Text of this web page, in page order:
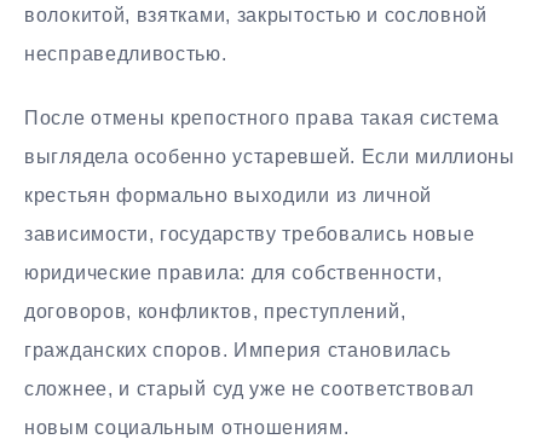
волокитой, взятками, закрытостью и сословной
несправедливостью.
После отмены крепостного права такая система
выглядела особенно устаревшей. Если миллионы
крестьян формально выходили из личной
зависимости, государству требовались новые
юридические правила: для собственности,
договоров, конфликтов, преступлений,
гражданских споров. Империя становилась
сложнее, и старый суд уже не соответствовал
новым социальным отношениям.